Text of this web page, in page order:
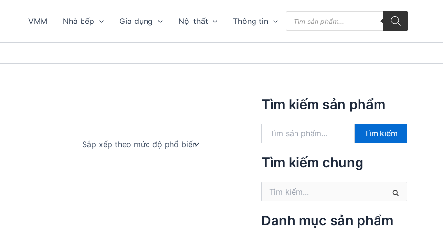
VMM Nhà bếp Gia dụng Nội thất Thông tin
kiếm
phẩm
Tìm kiếm sản phẩm
k
Tìm kiếm
Tìm kiếm chung
k
Danh mục sản phẩm